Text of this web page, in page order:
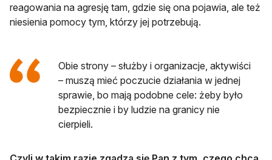
reagowania na agresję tam, gdzie się ona pojawia, ale też
niesienia pomocy tym, którzy jej potrzebują.
Obie strony – służby i organizacje, aktywiści
– muszą mieć poczucie działania w jednej
sprawie, bo mają podobne cele: żeby było
bezpiecznie i by ludzie na granicy nie
cierpieli.